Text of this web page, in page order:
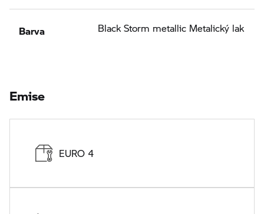
Barva Black Storm metallic Metalický lak
Emise
EURO 4